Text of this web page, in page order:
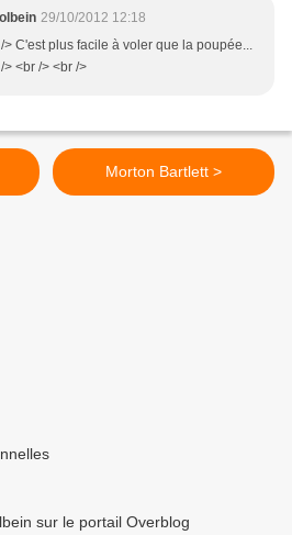
29/10/2012 12:18
> C'est plus facile à voler que la poupée...
> <br /> <br />
Morton Bartlett >
sur le portail Overblog